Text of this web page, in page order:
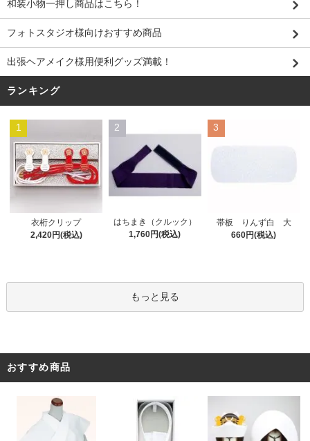
和装小物一押し商品はこちら！
フォトスタジオ様向けおすすめ商品
出張ヘアメイク様用便利グッズ満載！
ランキング
1
衣桁クリップ
2,420円(税込)
2
はちまき（クルック）
1,760円(税込)
3
帯板 りんず白 大
660円(税込)
もっと見る
おすすめ商品